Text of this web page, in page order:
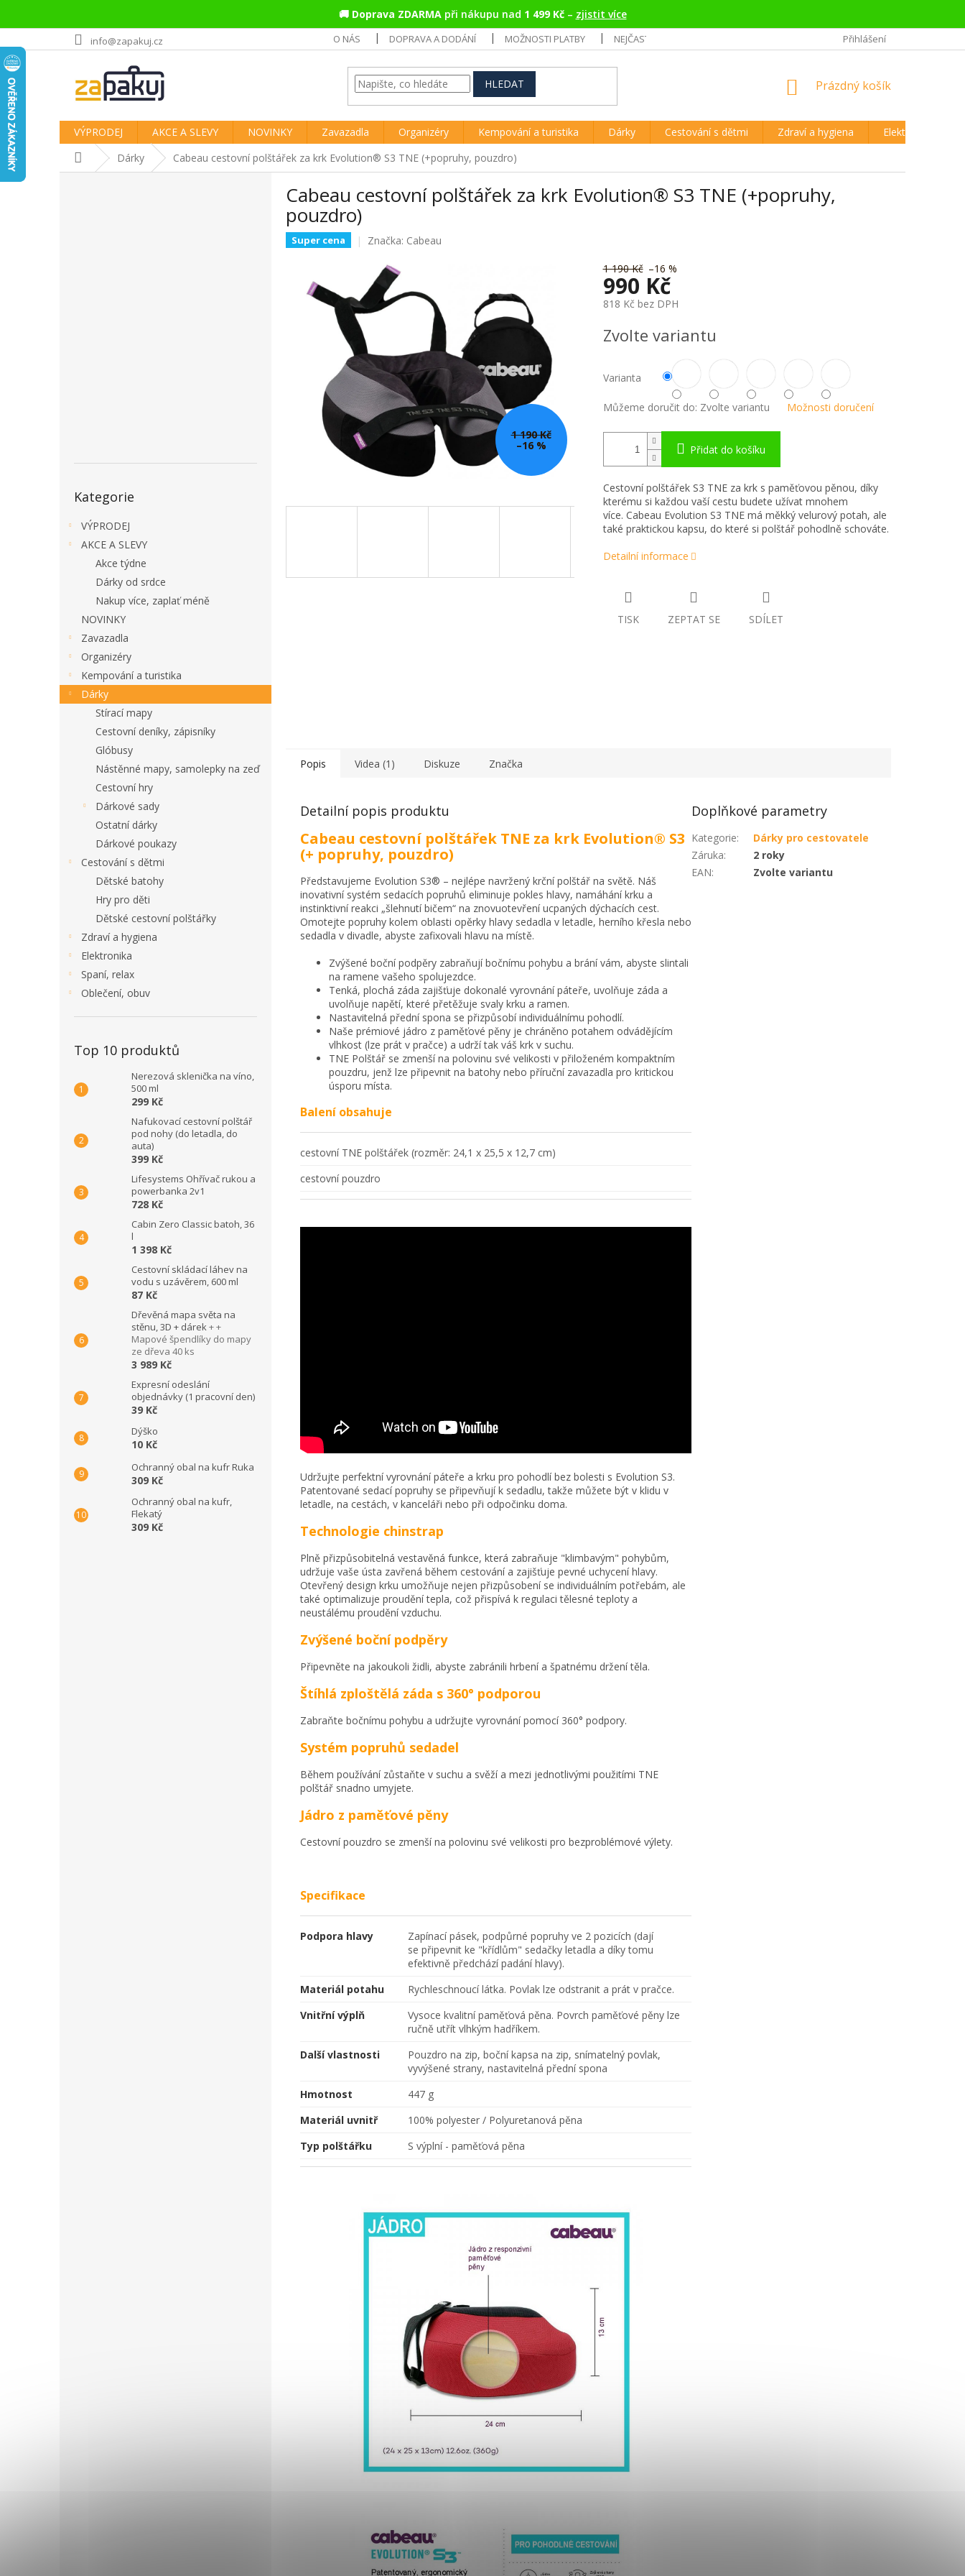
🚚 Doprava ZDARMApři nákupu nad 1 499 Kč– zjistit více
na
obsah
info@zapakuj.cz O NÁS DOPRAVA A DODÁNÍ MOŽNOSTI PLATBY NEJČASTĚJŠÍ OTÁZKY CESTOVATELŮ REKLAMAČNÍ ŘÁD A VRÁCENÍ ZBOŽÍ
Přihlášení
HLEDAT
NÁKUPNÍ
Prázdný košík
VÝPRODEJ AKCE A SLEVY NOVINKY Zavazadla Organizéry Kempování a turistika Dárky Cestování s dětmi Zdraví a hygiena Elektronika
Domů Dárky Cabeau cestovní polštářek za krk Evolution® S3 TNE (+popruhy, pouzdro)
kategorie
Kategorie
VÝPRODEJ
AKCE A SLEVY
Akce týdne
Dárky od srdce
Nakup více, zaplať méně
NOVINKY
Zavazadla
Organizéry
Kempování a turistika
Dárky
Stírací mapy
Cestovní deníky, zápisníky
Glóbusy
Nástěnné mapy, samolepky na zeď
Cestovní hry
Dárkové sady
Ostatní dárky
Dárkové poukazy
Cestování s dětmi
Dětské batohy
Hry pro děti
Dětské cestovní polštářky
Zdraví a hygiena
Elektronika
Spaní, relax
Oblečení, obuv
Top 10 produktů
Nerezová sklenička na víno,
500 ml
299 Kč
Nafukovací cestovní polštář
pod nohy (do letadla, do
auta)
399 Kč
Lifesystems Ohřívač rukou a
powerbanka 2v1
728 Kč
Cabin Zero Classic batoh, 36
l
1 398 Kč
Cestovní skládací láhev na
vodu s uzávěrem, 600 ml
87 Kč
Dřevěná mapa světa na
stěnu, 3D + dárek+ +
Mapové špendlíky do mapy
ze dřeva 40 ks
3 989 Kč
Expresní odeslání
objednávky (1 pracovní den)
39 Kč
Dýško
10 Kč
Ochranný obal na kufr Ruka
309 Kč
Ochranný obal na kufr,
Flekatý
309 Kč
Cabeau cestovní polštářek za krk Evolution® S3 TNE (+popruhy,
pouzdro)
Super cena Značka: Cabeau
1 190 Kč
–16 %
1 190 Kč –16 %
990 Kč
818 Kč bez DPH
cena:
Zvolte variantu
Varianta
Můžeme doručit do: Zvolte variantu Možnosti doručení
Přidat do košíku
Cestovní polštářek S3 TNE za krk s paměťovou pěnou, díky
kterému si každou vaší cestu budete užívat mnohem
více. Cabeau Evolution S3 TNE má měkký velurový potah, ale
také praktickou kapsu, do které si polštář pohodlně schováte.
Detailní informace
TISK ZEPTAT SE SDÍLET
Popis Videa (1) Diskuze Značka
Detailní popis produktu
Cabeau cestovní polštářek TNE za krk Evolution® S3
(+ popruhy, pouzdro)
Představujeme Evolution S3® – nejlépe navržený krční polštář na světě. Náš
inovativní systém sedacích popruhů eliminuje pokles hlavy, namáhání krku a
instinktivní reakci „šlehnutí bičem“ na znovuotevření ucpaných dýchacích cest.
Omotejte popruhy kolem oblasti opěrky hlavy sedadla v letadle, herního křesla nebo
sedadla v divadle, abyste zafixovali hlavu na místě.
Zvýšené boční podpěry zabraňují bočnímu pohybu a brání vám, abyste slintali
na ramene vašeho spolujezdce.
Tenká, plochá záda zajišťuje dokonalé vyrovnání páteře, uvolňuje záda a
uvolňuje napětí, které přetěžuje svaly krku a ramen.
Nastavitelná přední spona se přizpůsobí individuálnímu pohodlí.
Naše prémiové jádro z paměťové pěny je chráněno potahem odvádějícím
vlhkost (lze prát v pračce) a udrží tak váš krk v suchu.
TNE Polštář se zmenší na polovinu své velikosti v přiloženém kompaktním
pouzdru, jenž lze připevnit na batohy nebo příruční zavazadla pro kritickou
úsporu místa.
Balení obsahuje
cestovní TNE polštářek (rozměr: 24,1 x 25,5 x 12,7 cm)
cestovní pouzdro
Udržujte perfektní vyrovnání páteře a krku pro pohodlí bez bolesti s Evolution S3.
Patentované sedací popruhy se připevňují k sedadlu, takže můžete být v klidu v
letadle, na cestách, v kanceláři nebo při odpočinku doma.
Technologie chinstrap
Plně přizpůsobitelná vestavěná funkce, která zabraňuje "klimbavým" pohybům,
udržuje vaše ústa zavřená během cestování a zajišťuje pevné uchycení hlavy.
Otevřený design krku umožňuje nejen přizpůsobení se individuálním potřebám, ale
také optimalizuje proudění tepla, což přispívá k regulaci tělesné teploty a
neustálému proudění vzduchu.
Zvýšené boční podpěry
Připevněte na jakoukoli židli, abyste zabránili hrbení a špatnému držení těla.
Štíhlá zploštělá záda s 360° podporou
Zabraňte bočnímu pohybu a udržujte vyrovnání pomocí 360° podpory.
Systém popruhů sedadel
Během používání zůstaňte v suchu a svěží a mezi jednotlivými použitími TNE
polštář snadno umyjete.
Jádro z paměťové pěny
Cestovní pouzdro se zmenší na polovinu své velikosti pro bezproblémové výlety.
Specifikace
Podpora hlavy
Zapínací pásek, podpůrné popruhy ve 2 pozicích (dají
se připevnit ke "křídlům" sedačky letadla a díky tomu
efektivně předchází padání hlavy).
Materiál potahu
Rychleschnoucí látka. Povlak lze odstranit a prát v pračce.
Vnitřní výplň
Vysoce kvalitní paměťová pěna. Povrch paměťové pěny lze
ručně utřít vlhkým hadříkem.
Další vlastnosti
Pouzdro na zip, boční kapsa na zip, snímatelný povlak,
vyvýšené strany, nastavitelná přední spona
Hmotnost
447 g
Materiál uvnitř
100% polyester / Polyuretanová pěna
Typ polštářku
S výplní - paměťová pěna
Doplňkové parametry
Kategorie:
Dárky pro cestovatele
Záruka:
2 roky
EAN: Zvolte variantu